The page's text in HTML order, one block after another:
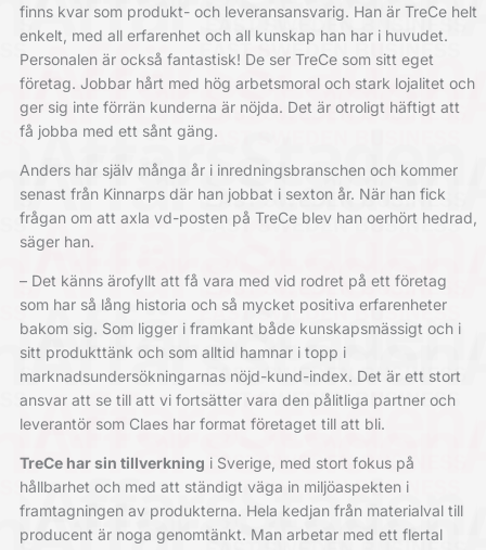
finns kvar som produkt- och leveransansvarig. Han är TreCe helt
enkelt, med all erfarenhet och all kunskap han har i huvudet.
Personalen är också fantastisk! De ser TreCe som sitt eget
företag. Jobbar hårt med hög arbetsmoral och stark lojalitet och
ger sig inte förrän kunderna är nöjda. Det är otroligt häftigt att
få jobba med ett sånt gäng.
Anders har själv många år i inredningsbranschen och kommer
senast från Kinnarps där han jobbat i sexton år. När han fick
frågan om att axla vd-posten på TreCe blev han oerhört hedrad,
säger han.
– Det känns ärofyllt att få vara med vid rodret på ett företag
som har så lång historia och så mycket positiva erfarenheter
bakom sig. Som ligger i framkant både kunskapsmässigt och i
sitt produkttänk och som alltid hamnar i topp i
marknadsundersökningarnas nöjd-kund-index. Det är ett stort
ansvar att se till att vi fortsätter vara den pålitliga partner och
leverantör som Claes har format företaget till att bli.
TreCe har sin tillverkning i Sverige, med stort fokus på
hållbarhet och med att ständigt väga in miljöaspekten i
framtagningen av produkterna. Hela kedjan från materialval till
producent är noga genomtänkt. Man arbetar med ett flertal